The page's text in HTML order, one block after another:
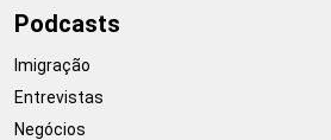
Podcasts
Imigração
Entrevistas
Negócios